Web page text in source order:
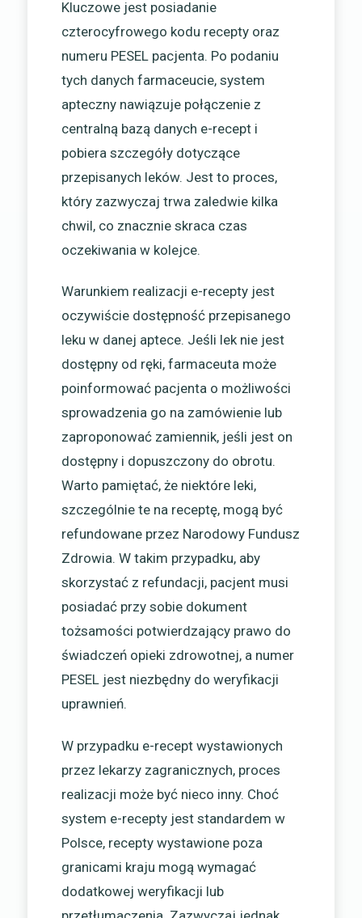
Kluczowe jest posiadanie
czterocyfrowego kodu recepty oraz
numeru PESEL pacjenta. Po podaniu
tych danych farmaceucie, system
apteczny nawiązuje połączenie z
centralną bazą danych e-recept i
pobiera szczegóły dotyczące
przepisanych leków. Jest to proces,
który zazwyczaj trwa zaledwie kilka
chwil, co znacznie skraca czas
oczekiwania w kolejce.
Warunkiem realizacji e-recepty jest
oczywiście dostępność przepisanego
leku w danej aptece. Jeśli lek nie jest
dostępny od ręki, farmaceuta może
poinformować pacjenta o możliwości
sprowadzenia go na zamówienie lub
zaproponować zamiennik, jeśli jest on
dostępny i dopuszczony do obrotu.
Warto pamiętać, że niektóre leki,
szczególnie te na receptę, mogą być
refundowane przez Narodowy Fundusz
Zdrowia. W takim przypadku, aby
skorzystać z refundacji, pacjent musi
posiadać przy sobie dokument
tożsamości potwierdzający prawo do
świadczeń opieki zdrowotnej, a numer
PESEL jest niezbędny do weryfikacji
uprawnień.
W przypadku e-recept wystawionych
przez lekarzy zagranicznych, proces
realizacji może być nieco inny. Choć
system e-recepty jest standardem w
Polsce, recepty wystawione poza
granicami kraju mogą wymagać
dodatkowej weryfikacji lub